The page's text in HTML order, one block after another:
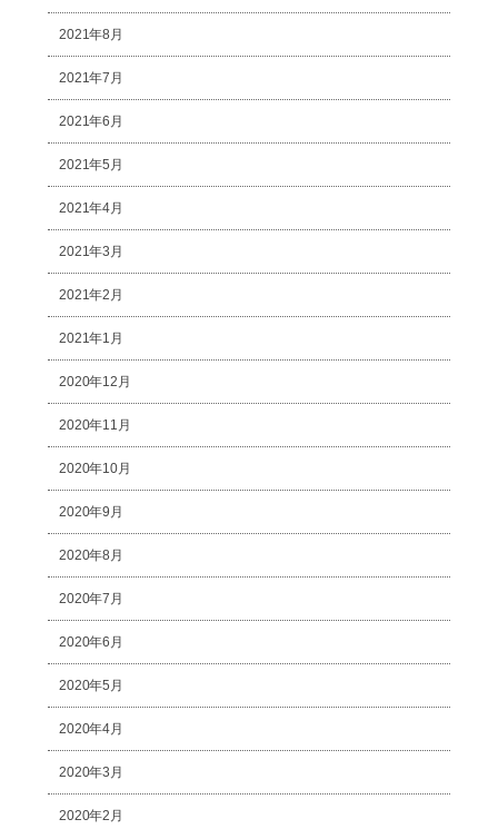
2021年8月
2021年7月
2021年6月
2021年5月
2021年4月
2021年3月
2021年2月
2021年1月
2020年12月
2020年11月
2020年10月
2020年9月
2020年8月
2020年7月
2020年6月
2020年5月
2020年4月
2020年3月
2020年2月